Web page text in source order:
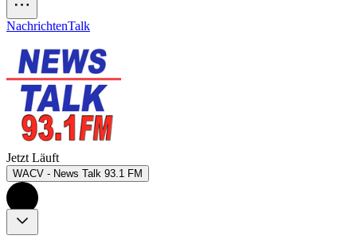
NachrichtenTalk
Jetzt Läuft
WACV - News Talk 93.1 FM